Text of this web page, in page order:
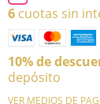
6 cuotas sin
10% de
depósito
VER MEDIOS DE